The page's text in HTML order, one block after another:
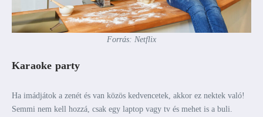
Forrás: Netflix
Karaoke party
Ha imádjátok a zenét és van közös kedvencetek, akkor ez nektek való!
Semmi nem kell hozzá, csak egy laptop vagy tv és mehet is a buli.